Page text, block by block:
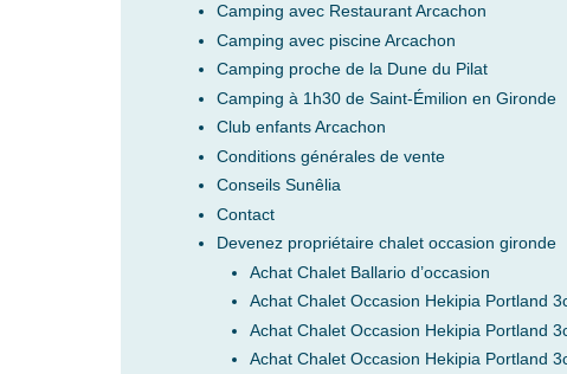
Camping avec Restaurant Arcachon
Camping avec piscine Arcachon
Camping proche de la Dune du Pilat
Camping à 1h30 de Saint-Émilion en Gironde
Club enfants Arcachon
Conditions générales de vente
Conseils Sunêlia
Contact
Devenez propriétaire chalet occasion gironde
Achat Chalet Ballario d’occasion
Achat Chalet Occasion Hekipia Portland
Achat Chalet Occasion Hekipia Portland
Achat Chalet Occasion Hekipia Portland